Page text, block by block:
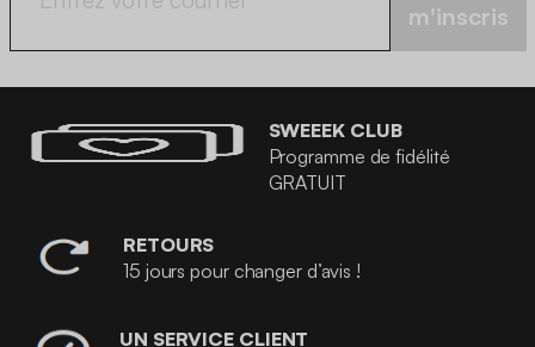
m'inscris
SWEEEK CLUB
Programme de fidélité
GRATUIT
RETOURS
15 jours pour changer d’avis !
UN SERVICE CLIENT